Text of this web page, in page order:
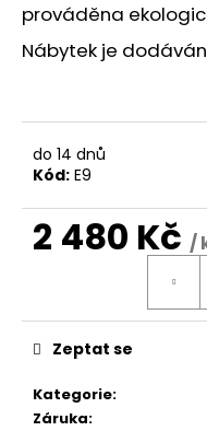
prováděna
Nábytek je
do 14 dnů
Kód: E9
2 480 Kč /
Kategorie:
Záruka:
Zeptat se
o
u
č
u
m
e